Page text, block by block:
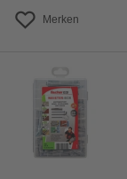
Merken